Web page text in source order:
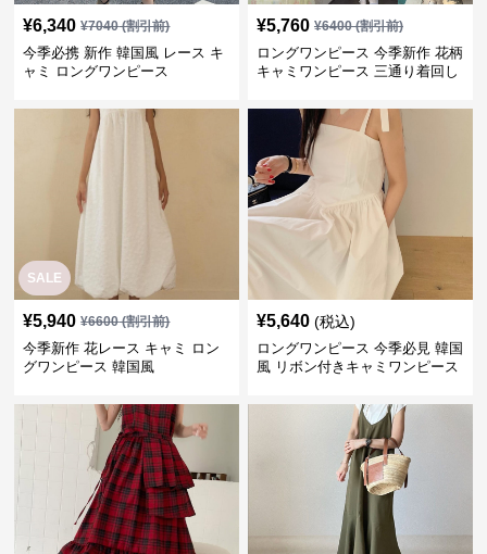
¥6,340 ¥7040(割引前)
今季必携 新作 韓国風 レース キ
ャミ ロングワンピース
¥5,760 ¥6400(割引前)
ロングワンピース 今季新作 花柄
キャミワンピース 三通り着回し
SALE
¥5,940 ¥6600(割引前)
今季新作 花レース キャミ ロン
グワンピース 韓国風
¥5,640 (税込)
ロングワンピース 今季必見 韓国
風 リボン付きキャミワンピース